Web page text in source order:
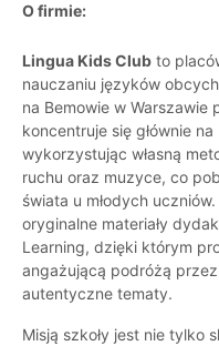
O firmie:
Lingua Kids Club to
nauczaniu języków
na Bemowie w Warszawie
koncentruje się głównie
wykorzystując własną
ruchu oraz muzyce, co
świata u młodych
oryginalne materiały
Learning, dzięki którym
angażującą podróżą
autentyczne tematy.
Misją szkoły jest nie tylko